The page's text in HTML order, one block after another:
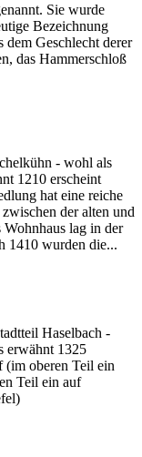
Sie wurde
Bezeichnung
Geschlecht derer
das Hammerschloß
- wohl als
1210 erscheint
hat eine reiche
der alten und
lag in der
1410 wurden die...
Haselbach -
erwähnt 1325
(im oberen Teil ein
Teil ein auf